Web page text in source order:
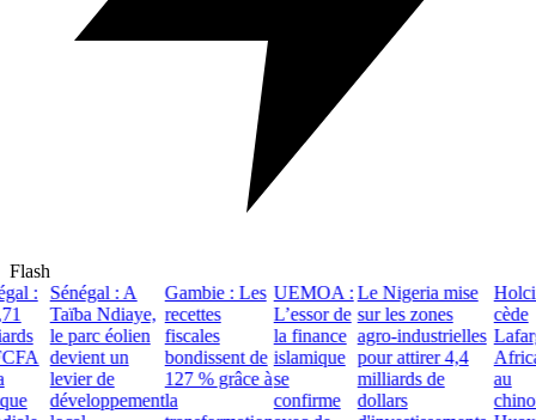
Flash
:
Sénégal : A
Taïba Ndiaye,
le parc éolien
devient un
levier de
développement
Gambie : Les
recettes
fiscales
bondissent de
127 % grâce à
la
UEMOA :
L’essor de
la finance
islamique
se
confirme
Le Nigeria mise
sur les zones
agro-industrielles
pour attirer 4,4
milliards de
dollars
cède
Africa
au
chinois